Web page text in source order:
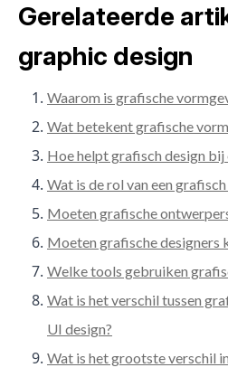
Gerelateerde
graphic design
Waarom is grafische
Wat betekent grafische
Hoe helpt grafisch design
Wat is de rol van een
Moeten grafische
Moeten grafische designers
Welke tools gebruiken
Wat is het verschil tussen
UI design?
Wat is het grootste verschil